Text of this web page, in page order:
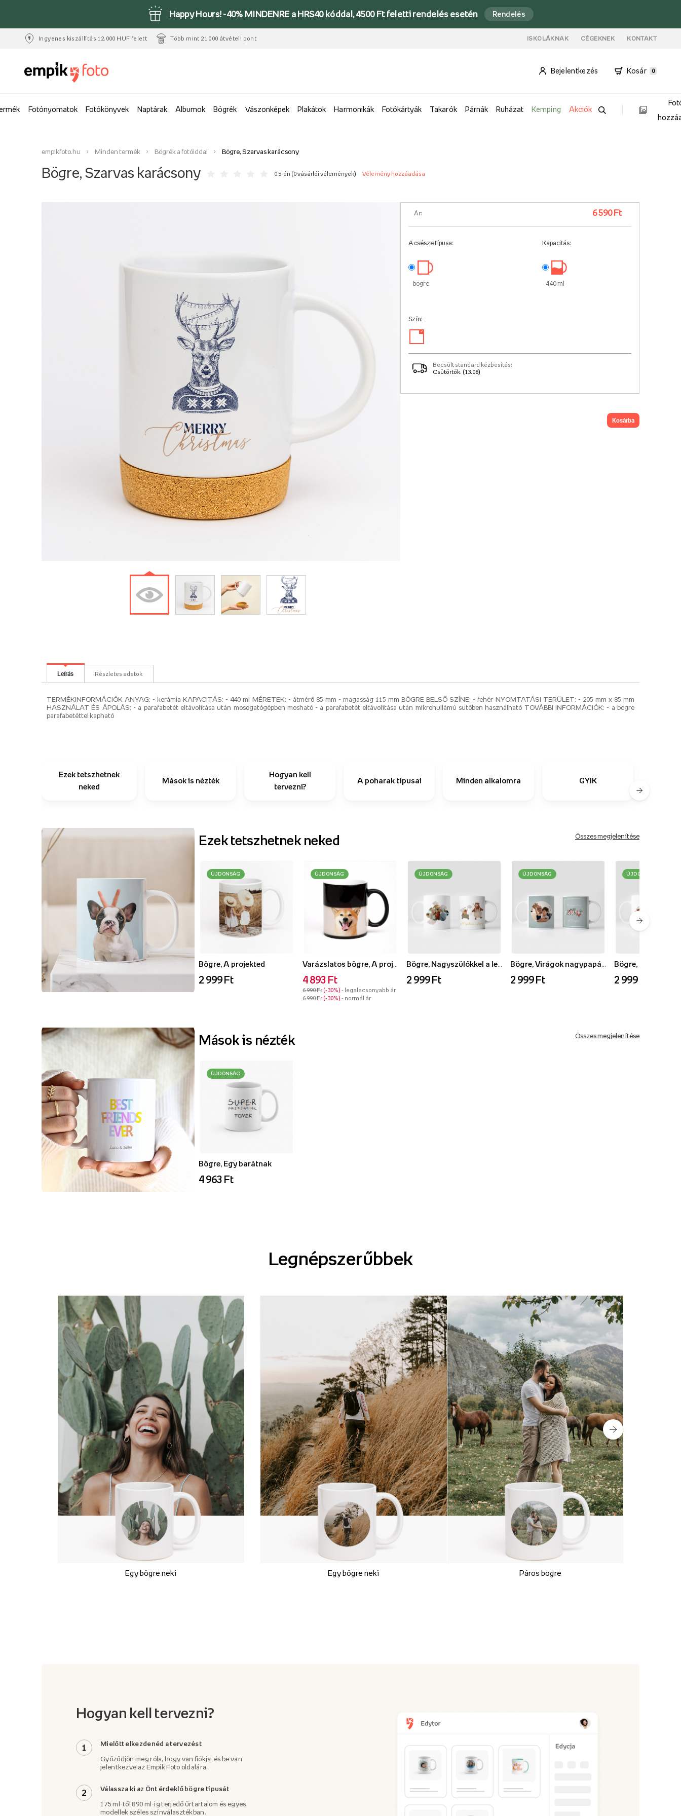
Happy Hours! -40% MINDENRE a HRS40 kóddal, 4500 Ft feletti rendelés esetén Rendelés
Ingyenes kiszállítás 12.000 HUF felett Több mint 21 000 átvételi pont ISKOLÁKNAK CÉGEKNEK KONTAKT
Bejelentkezés Kosár 0
Fotónyomatok Fotókönyvek Naptárak Albumok Bögrék Vászonképek Plakátok Harmonikák Fotókártyák Takarók Párnák Ruházat Kemping Akciók
empikfoto.hu Minden termék Bögrék a fotóiddal Bögre, Szarvas karácsony
Bögre, Szarvas karácsony 0 5-én (0 vásárlói vélemények) Vélemény hozzáadása
Ár: 6 590 Ft
A csésze típusa:
bögre
Kapacitás:
440 ml
Szín:
✓
Becsült standard kézbesítés:
Csütörtök. (13.08)
kosárba
Leírás Részletes adatok
TERMÉKINFORMÁCIÓK ANYAG: - kerámia KAPACITÁS: - 440 ml MÉRETEK: - átmérő 85 mm - magasság 115 mm BÖGRE BELSŐ SZÍNE: - fehér NYOMTATÁSI TERÜLET: - 205 mm x 85 mm
HASZNÁLAT ÉS ÁPOLÁS: - a parafabetét eltávolítása után mosogatógépben mosható - a parafabetét eltávolítása után mikrohullámú sütőben használható TOVÁBBI INFORMÁCIÓK: - a bögre
parafabetéttel kapható
Ezek tetszhetnek
neked
Mások is nézték
Hogyan kell
tervezni?
A poharak típusai Minden alkalomra GYIK
Ezek tetszhetnek neked Összes megjelenítése
ÚJDONSÁG
Bögre, A projekted
2 999 Ft
ÚJDONSÁG
4 893 Ft
6 990 Ft -30% - legalacsonyabb ár
6 990 Ft -30% - normál ár
ÚJDONSÁG
2 999 Ft
ÚJDONSÁG
2 999 Ft
ÚJDONSÁG
2 999 Ft
Mások is nézték Összes megjelenítése
ÚJDONSÁG
Bögre, Egy barátnak
4 963 Ft
Legnépszerűbbek
Egy bögre neki Egy bögre neki Páros bögre
Hogyan kell tervezni?
1 Mielőtt elkezdenéd a tervezést
Győződjön meg róla, hogy van fiókja, és be van
jelentkezve az Empik Foto oldalára.
2 Válassza ki az Önt érdeklő bögre típusát
175 ml-től 890 ml-ig terjedő űrtartalom és egyes
modellek széles színválasztékban.